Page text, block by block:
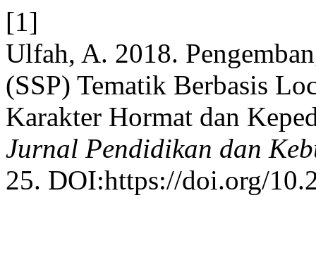
[1]
Ulfah, A. 2018.
(SSP) Tematik Berbasis
Karakter Hormat dan
Jurnal Pendidikan dan
25. DOI:https://doi.org/